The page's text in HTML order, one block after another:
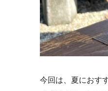
今回は、夏におす